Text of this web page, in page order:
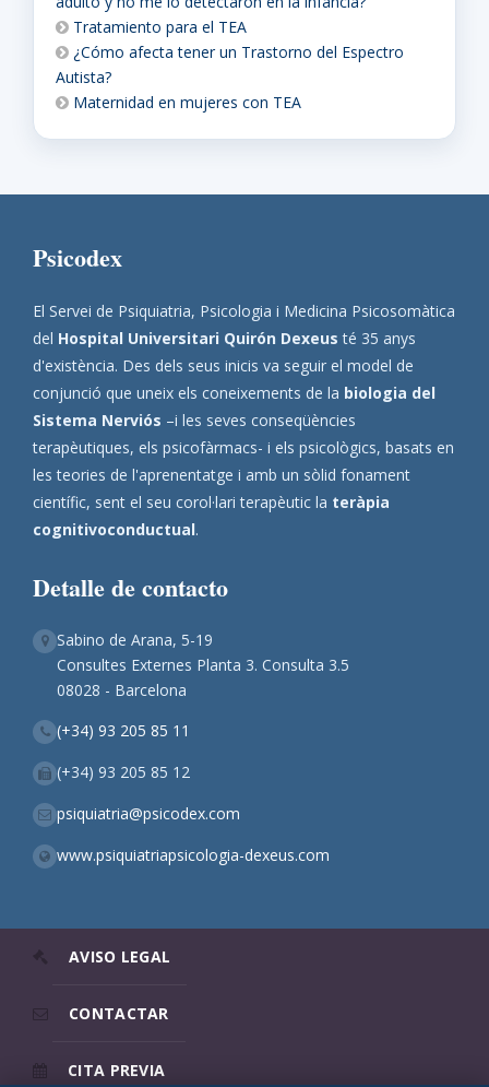
Tratamiento para el TEA
¿Cómo afecta tener un Trastorno del Espectro
Autista?
Maternidad en mujeres con TEA
Psicodex
El Servei de Psiquiatria, Psicologia i Medicina Psicosomàtica
del Hospital Universitari Quirón Dexeus té 35 anys
d'existència. Des dels seus inicis va seguir el model de
conjunció que uneix els coneixements de la biologia del
Sistema Nerviós –i les seves conseqüències
terapèutiques, els psicofàrmacs- i els psicològics, basats en
les teories de l'aprenentatge i amb un sòlid fonament
científic, sent el seu corol·lari terapèutic la teràpia
cognitivoconductual.
Detalle de contacto
Sabino de Arana, 5-19
Consultes Externes Planta 3. Consulta 3.5
08028 - Barcelona
(+34) 93 205 85 11
(+34) 93 205 85 12
psiquiatria@psicodex.com
www.psiquiatriapsicologia-dexeus.com
AVISO LEGAL
CONTACTAR
CITA PREVIA